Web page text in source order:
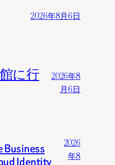
2026年8月6日
に行
2026年8
月6日
Business
2026
年8